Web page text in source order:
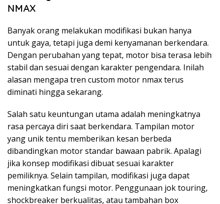
NMAX
Banyak orang melakukan modifikasi bukan hanya
untuk gaya, tetapi juga demi kenyamanan berkendara.
Dengan perubahan yang tepat, motor bisa terasa lebih
stabil dan sesuai dengan karakter pengendara. Inilah
alasan mengapa tren custom motor nmax terus
diminati hingga sekarang.
Salah satu keuntungan utama adalah meningkatnya
rasa percaya diri saat berkendara. Tampilan motor
yang unik tentu memberikan kesan berbeda
dibandingkan motor standar bawaan pabrik. Apalagi
jika konsep modifikasi dibuat sesuai karakter
pemiliknya. Selain tampilan, modifikasi juga dapat
meningkatkan fungsi motor. Penggunaan jok touring,
shockbreaker berkualitas, atau tambahan box